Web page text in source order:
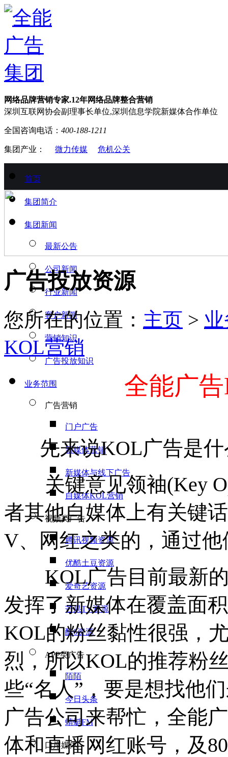
网络品牌营销专家.12年网络品牌整合营销
深圳互联网协会副理事长单位,深圳信息学院新媒体合作单位
全国咨询电话： 400-188-1211
集团产业： 微力传媒 危机公关
首页
集团简介
集团新闻
最新公告
公司新闻
行业新闻
客户新闻
营销知识
广告投放知识
业务范围
广告营销
门户广告
新媒体营销
新媒体与线下广告
自媒体KOL营销
视频类广告
腾讯视频资源
优酷土豆资源
爱奇艺资源
芒果TV资源
酷6资源
APP类广告
陌陌
今日头条
蜻蜓FM
口岸媒体
广告投放资源
您所在的位置： 主页 >
KOL营销
全能广
先来说KOL广告是什
关键意见领袖(Key
者其他自媒体上有关键
V、网红之类的，通过
KOL广告目前最新的
发挥了新媒体在覆盖面
KOL的粉丝黏性很强，
烈，所以KOL的推荐粉
些“名人”，要是想找他
广告公司来帮忙，全能
体和直播网红账号，及